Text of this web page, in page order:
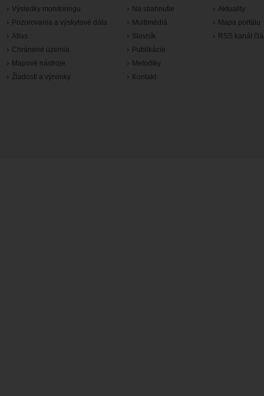
Výsledky monitoringu
Pozorovania a výskytové dáta
Atlas
Chránené územia
Mapové nástroje
Žiadosti a výnimky
Na stiahnutie
Multimédiá
Slovník
Publikácie
Metodiky
Kontakt
Aktuality
Mapa portálu
RSS kanál